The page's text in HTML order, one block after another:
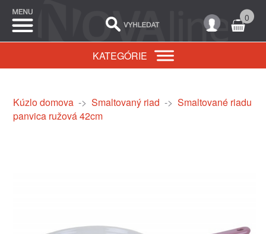
0
KATEGÓRIE
Kúzlo domova-> Smaltovaný riad -> Smaltované riadu
panvica ružová 42cm